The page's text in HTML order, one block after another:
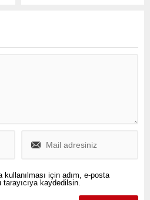
kullanılması için adım, e-posta
kaydedilsin.